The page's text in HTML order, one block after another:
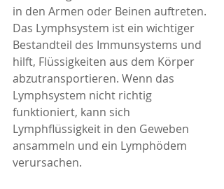
in den Armen oder Beinen auftreten.
Das Lymphsystem ist ein wichtiger
Bestandteil des Immunsystems und
hilft, Flüssigkeiten aus dem Körper
abzutransportieren. Wenn das
Lymphsystem nicht richtig
funktioniert, kann sich
Lymphflüssigkeit in den Geweben
ansammeln und ein Lymphödem
verursachen.